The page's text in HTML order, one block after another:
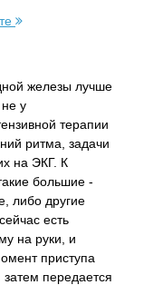
железы лучше
не у
терапии
ритма, задачи
на ЭКГ. К
большие -
либо другие
есть
на руки, и
приступа
передается